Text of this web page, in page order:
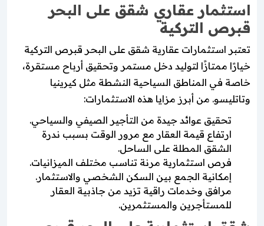
استثمار عقاري شقق على البحر
قبرص التركية
تعتبر استثمارات عقارية شقق على البحر قبرص التركية
خيارًا ممتازًا لتوليد دخل مستمر وتحقيق أرباح مستقرة،
خاصة في المناطق السياحية النشطة مثل كيرينيا
وتاتليسو. من أبرز مزايا هذه الاستثمارات:
تحقيق عوائد جيدة من التأجير الصيفي والسياحي.
ارتفاع قيمة العقار مع مرور الوقت بسبب ندرة
الشقق المطلة على الساحل.
فرص استثمارية مرنة تناسب مختلف الميزانيات.
إمكانية الجمع بين السكن الشخصي والاستثمار.
مرافق وخدمات راقية تزيد من جاذبية العقار
للمستأجرين والمستثمرين.